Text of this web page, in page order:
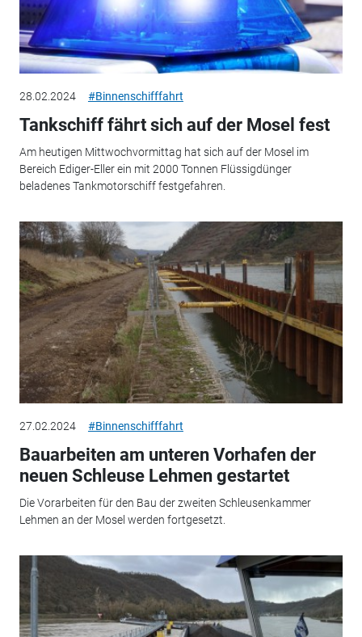
28.02.2024 #Binnenschifffahrt
Tankschiff fährt sich auf der Mosel fest
Am heutigen Mittwochvormittag hat sich auf der Mosel im
Bereich Ediger-Eller ein mit 2000 Tonnen Flüssigdünger
beladenes Tankmotorschiff festgefahren.
27.02.2024 #Binnenschifffahrt
Bauarbeiten am unteren Vorhafen der
neuen Schleuse Lehmen gestartet
Die Vorarbeiten für den Bau der zweiten Schleusenkammer
Lehmen an der Mosel werden fortgesetzt.